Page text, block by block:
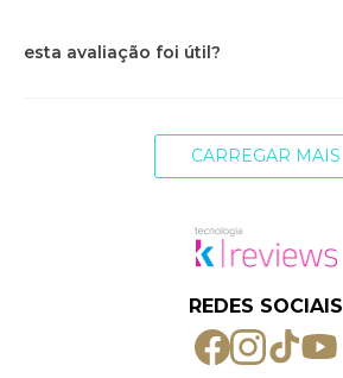
esta avaliação foi útil?
CARREGAR MAIS
REDES SOCIAIS